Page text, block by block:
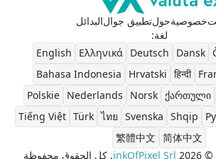
خصوصيةحولتطبيق جوالالبدائل
لغة:
Dansk
Deutsch
Ελληνικά
English
हिन्दी
Hrvatski
Bahasa Indonesia
ქართული
Norsk
Nederlands
Polskie
Shqip
Svenska
ไทย
Türk
Tiếng Việt
简体中文
繁體中文
inkOfPixel Srl. كل الحقوق محفوظة